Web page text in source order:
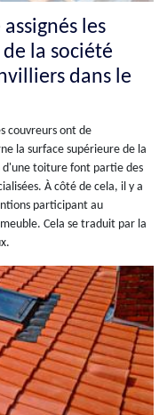
les
la société
dans le
couvreurs ont de
la surface supérieure de la
d'une toiture font partie des
À côté de cela, il y a
participant au
Cela se traduit par la